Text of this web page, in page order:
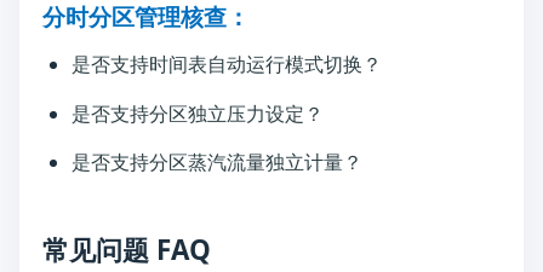
分时分区管理核查：
是否支持时间表自动运行模式切换？
是否支持分区独立压力设定？
是否支持分区蒸汽流量独立计量？
常见问题 FAQ